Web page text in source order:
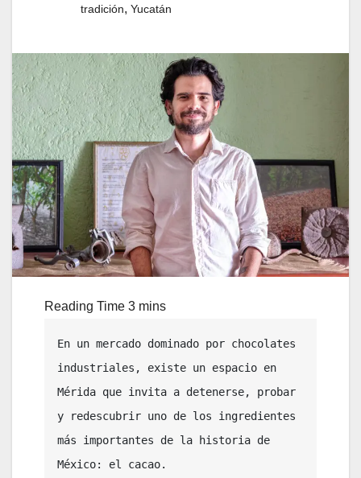
tradición, Yucatán
En un mercado dominado por chocolates
industriales, existe un espacio en
Mérida que invita a detenerse, probar
y redescubrir uno de los ingredientes
más importantes de la historia de
México: el cacao.